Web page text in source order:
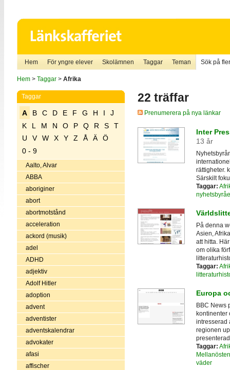
Hem För yngre elever Skolämnen Taggar Teman Sök på
Hem> Taggar> Afrika
Taggar
A B C D E F G H I
J
K
L M N O P Q R S
T
U
V W X Y Z Å Ä
Ö
0 - 9
Aalto, Alvar
ABBA
aboriginer
abort
abortmotstånd
acceleration
ackord (musik)
adel
ADHD
adjektiv
Adolf Hitler
adoption
advent
adventister
adventskalendrar
advokater
afasi
affischer
22 träffar
Prenumerera på nya länkar
Inter
13 år
rättigheter.
Särskilt
Taggar:
På denna
Asien,
att hitta.
om olika
Taggar:
Europa
BBC News
kontinenter
intresserad
regionen
Taggar:
väder